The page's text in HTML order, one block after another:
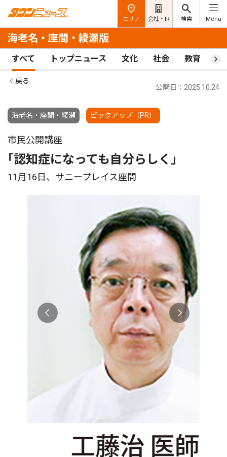
エリア 会社・IR 検索 Menu
海老名・座間・綾瀬版
すべて トップニュース 文化 社会 教育 ス
戻る
海老名・座間・綾瀬 ピックアップ（PR）
公開日：2025.10.24
市民公開講座
｢認知症になっても自分らしく｣
11月16日、サニープレイス座間